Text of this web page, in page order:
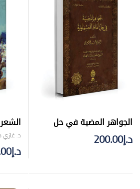
الجواهر المضية في حل
ألفاظ العشماوية – تجليد
فني
د.إ200.00 الجزء
د. غازي
د.إ